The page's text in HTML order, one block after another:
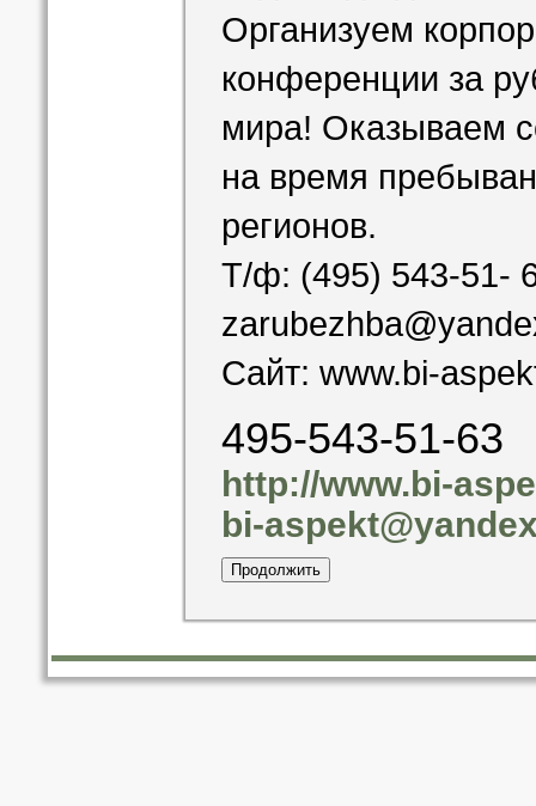
Организуем
конференции за
мира! Оказываем
на время
регионов.
Т/ф: (495) 543-51-
Сайт: www.bi-
495-543-51-63
http://www.bi-
bi-